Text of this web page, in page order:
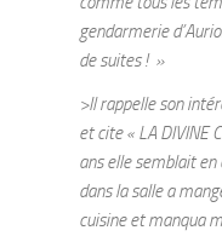
gendarmerie
de suites ! »
>Il rappelle son
et cite « LA DIVINE
ans elle semblait en
dans la salle a
cuisine et manqua